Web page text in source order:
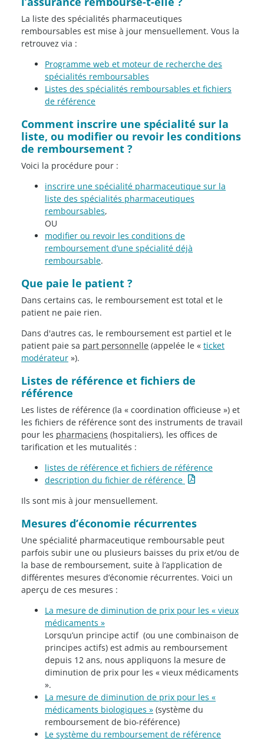
La liste des spécialités pharmaceutiques
remboursables est mise à jour mensuellement. Vous la
retrouvez via :
Programme web et moteur de recherche des
spécialités remboursables
Listes des spécialités remboursables et fichiers
de référence
Comment inscrire une spécialité sur la
liste, ou modifier ou revoir les conditions
de remboursement ?
Voici la procédure pour :
inscrire une spécialité pharmaceutique sur la
liste des spécialités pharmaceutiques
remboursables,
OU
modifier ou revoir les conditions de
remboursement d’une spécialité déjà
remboursable.
Que paie le patient ?
Dans certains cas, le remboursement est total et le
patient ne paie rien.
Dans d'autres cas, le remboursement est partiel et le
patient paie sa part personnelle (appelée le « ticket
modérateur »).
Listes de référence et fichiers de
référence
Les listes de référence (la « coordination officieuse ») et
les fichiers de référence sont des instruments de travail
pour les pharmaciens (hospitaliers), les offices de
tarification et les mutualités :
listes de référence et fichiers de référence
description du fichier de référence
Ils sont mis à jour mensuellement.
Mesures d’économie récurrentes
Une spécialité pharmaceutique remboursable peut
parfois subir une ou plusieurs baisses du prix et/ou de
la base de remboursement, suite à l’application de
différentes mesures d’économie récurrentes. Voici un
aperçu de ces mesures :
La mesure de diminution de prix pour les « vieux
médicaments »
Lorsqu’un principe actif (ou une combinaison de
principes actifs) est admis au remboursement
depuis 12 ans, nous appliquons la mesure de
diminution de prix pour les « vieux médicaments
».
La mesure de diminution de prix pour les «
médicaments biologiques » (système du
remboursement de bio-référence)
Le système du remboursement de référence